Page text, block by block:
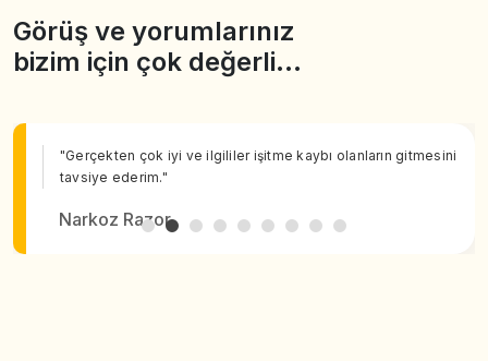
Görüş ve yorumlarınız
bizim için çok değerli…
"Gerçekten çok iyi ve ilgililer işitme kaybı olanların gitmesini
tavsiye ederim."
Narkoz Razor